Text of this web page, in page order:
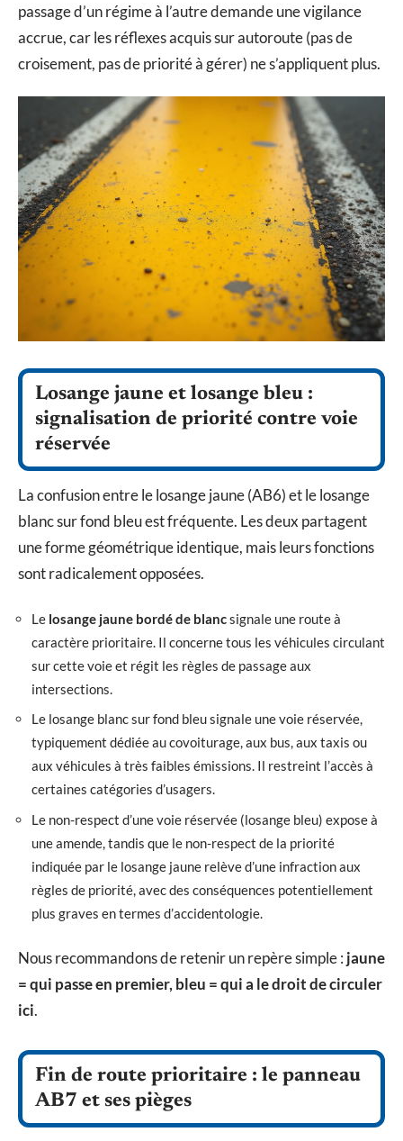
passage d’un régime à l’autre demande une vigilance
accrue, car les réflexes acquis sur autoroute (pas de
croisement, pas de priorité à gérer) ne s’appliquent plus.
Losange jaune et losange bleu :
signalisation de priorité contre voie
réservée
La confusion entre le losange jaune (AB6) et le losange
blanc sur fond bleu est fréquente. Les deux partagent
une forme géométrique identique, mais leurs fonctions
sont radicalement opposées.
Le losange jaune bordé de blancsignale une route à
caractère prioritaire. Il concerne tous les véhicules circulant
sur cette voie et régit les règles de passage aux
intersections.
Le losange blanc sur fond bleu signale une voie réservée,
typiquement dédiée au covoiturage, aux bus, aux taxis ou
aux véhicules à très faibles émissions. Il restreint l’accès à
certaines catégories d’usagers.
Le non-respect d’une voie réservée (losange bleu) expose à
une amende, tandis que le non-respect de la priorité
indiquée par le losange jaune relève d’une infraction aux
règles de priorité, avec des conséquences potentiellement
plus graves en termes d’accidentologie.
Nous recommandons de retenir un repère simple : jaune
= qui passe en premier, bleu = qui a le droit de circuler
ici.
Fin de route prioritaire : le panneau
AB7 et ses pièges